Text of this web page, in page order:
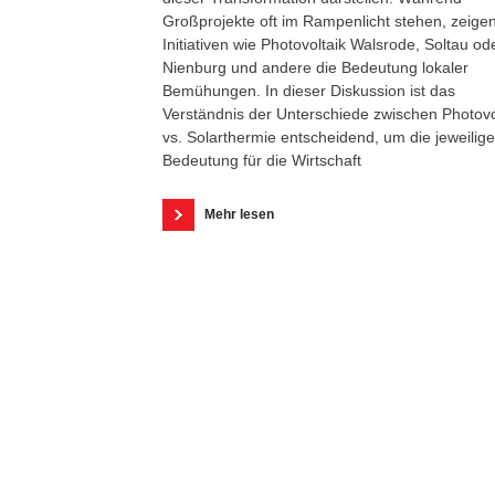
Großprojekte oft im Rampenlicht stehen, zeigen
Initiativen wie Photovoltaik Walsrode, Soltau
Nienburg und andere die Bedeutung lokaler
Bemühungen. In dieser Diskussion ist das
Verständnis der Unterschiede zwischen
vs. Solarthermie entscheidend, um die jeweilige
Bedeutung für die Wirtschaft
Mehr lesen